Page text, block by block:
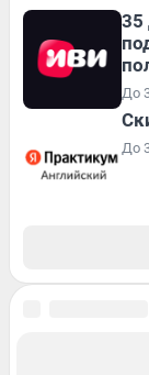
35
До
До